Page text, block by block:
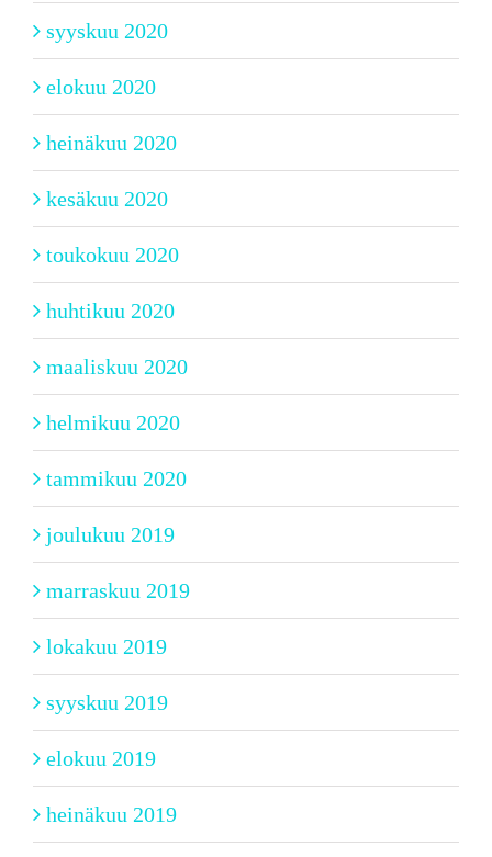
syyskuu 2020
elokuu 2020
heinäkuu 2020
kesäkuu 2020
toukokuu 2020
huhtikuu 2020
maaliskuu 2020
helmikuu 2020
tammikuu 2020
joulukuu 2019
marraskuu 2019
lokakuu 2019
syyskuu 2019
elokuu 2019
heinäkuu 2019